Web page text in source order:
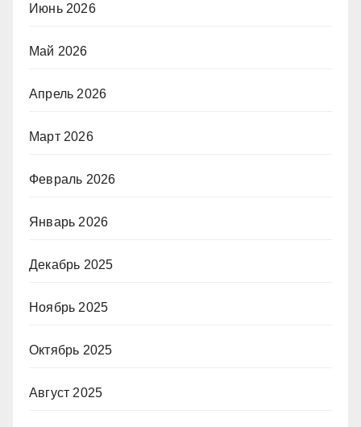
Июнь 2026
Май 2026
Апрель 2026
Март 2026
Февраль 2026
Январь 2026
Декабрь 2025
Ноябрь 2025
Октябрь 2025
Август 2025